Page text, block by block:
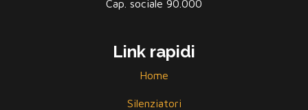
Cap. sociale 90.000
Link rapidi
Home
Silenziatori